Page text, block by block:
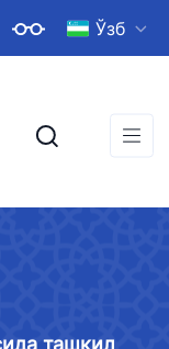
Ўзб
ташкил